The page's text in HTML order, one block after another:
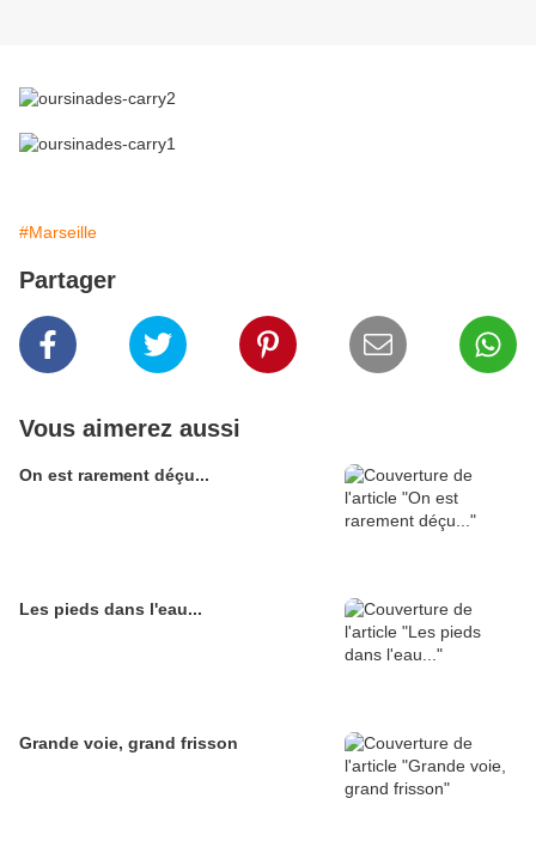
#Marseille
Partager
Vous aimerez aussi
On est rarement déçu...
Les pieds dans l'eau...
Grande voie, grand frisson